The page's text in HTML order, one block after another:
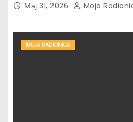
Мај 31, 2026 Moja
MOJA RADIONICA